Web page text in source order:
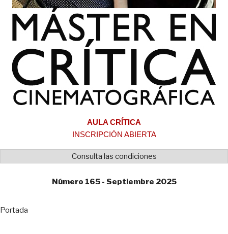
AULA CRÍTICA
INSCRIPCIÓN ABIERTA
Consulta las condiciones
Número 165 - Septiembre 2025
Portada